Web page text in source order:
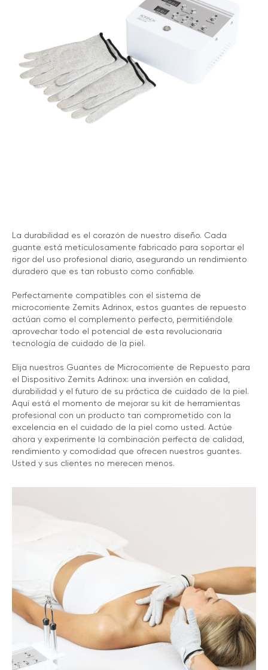
La durabilidad es el corazón de nuestro diseño. Cada
guante está meticulosamente fabricado para soportar el
rigor del uso profesional diario, asegurando un rendimiento
duradero que es tan robusto como confiable.
Perfectamente compatibles con el sistema de
microcorriente Zemits Adrinox, estos guantes de repuesto
actúan como el complemento perfecto, permitiéndole
aprovechar todo el potencial de esta revolucionaria
tecnología de cuidado de la piel.
Elija nuestros Guantes de Microcorriente de Repuesto para
el Dispositivo Zemits Adrinox: una inversión en calidad,
durabilidad y el futuro de su práctica de cuidado de la piel.
Aquí está el momento de mejorar su kit de herramientas
profesional con un producto tan comprometido con la
excelencia en el cuidado de la piel como usted. Actúe
ahora y experimente la combinación perfecta de calidad,
rendimiento y comodidad que ofrecen nuestros guantes.
Usted y sus clientes no merecen menos.